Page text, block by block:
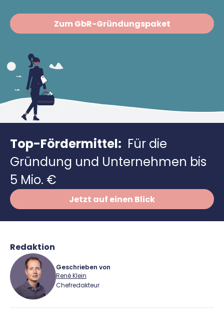
Vergleiche
Software
Zum GbR-Gründungspaket
Top-Fördermittel: Für die
Gründung und Unternehmen bis
5 Mio. €
Jetzt auf einen Blick
Redaktion
Geschrieben von
René Klein
Chefredakteur